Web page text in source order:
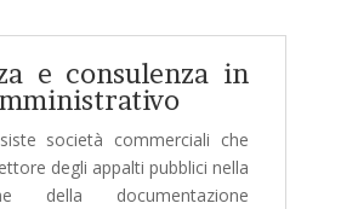
e consulenza in
società commerciali che
degli appalti pubblici nella
della documentazione